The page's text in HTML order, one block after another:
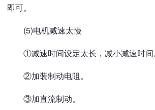
即可。
(5)电机减速太慢
①减速时间设定太长，减小减速时间
②加装制动电阻。
③加直流制动。